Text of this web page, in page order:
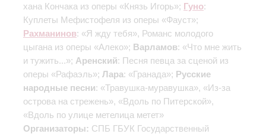
хана Кончака из оперы «Князь Игорь»; Гуно:
Куплеты Мефистофеля из оперы «Фауст»;
Рахманинов: «Я жду тебя», Романс молодого
цыгана из оперы «Алеко»; Варламов: «Что мне жить
и тужить...»; Аренский: Песня певца за сценой из
оперы «Рафаэль»; Лара: «Гранада»; Русские
народные песни: «Травушка-муравушка», «Из-за
острова на стрежень», «Вдоль по Питерской»,
«Вдоль по улице метелица метет»
Организаторы: СПБ ГБУК Государственный